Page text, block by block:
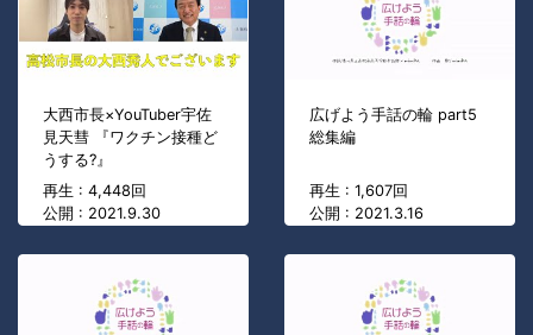
大西市長×YouTuber宇佐
見天彗 『ワクチン接種ど
うする?』
再生 : 4,448回
公開 : 2021.9.30
広げよう手話の輪 part5
総集編
再生 : 1,607回
公開 : 2021.3.16